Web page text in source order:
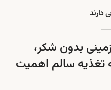
دارند
بدون شکر،
سالم اهمیت